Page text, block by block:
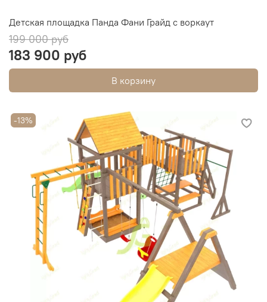
Детская площадка Панда Фани Грайд с воркаут
199 000 руб
183 900 руб
В корзину
-13%